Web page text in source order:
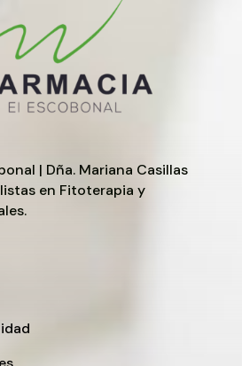
| Dña. Mariana Casillas
en Fitoterapia y